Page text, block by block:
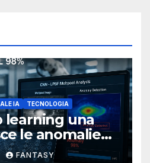
IA TECNOLOGIA
learning una
le anomalie
fusione
FANTASY